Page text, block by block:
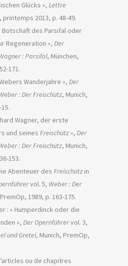
Glücks », Lettre
printemps 2013, p. 48-49.
Botschaft des Parsifal oder
Regeneration », Der
: Parsifal, München,
171.
Wanderjahre », Der
: Der Freischütz, Munich,
Wagner, der erste
und seines Freischütz », Der
: Der Freischütz, Munich,
153.
Abenteuer des Freischütz in
vol. 5, Weber : Der
1989, p. 163-175.
: « Humperdinck oder die
», Der Opernführervol. 3,
und Gretel, Munich, PremOp,
ou de chapitres